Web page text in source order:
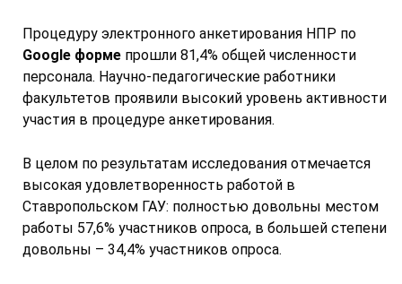
Процедуру электронного анкетирования НПР по
Google форме прошли 81,4% общей численности
персонала. Научно-педагогические работники
факультетов проявили высокий уровень активности
участия в процедуре анкетирования.
В целом по результатам исследования отмечается
высокая удовлетворенность работой в
Ставропольском ГАУ: полностью довольны местом
работы 57,6% участников опроса, в большей степени
довольны – 34,4% участников опроса.